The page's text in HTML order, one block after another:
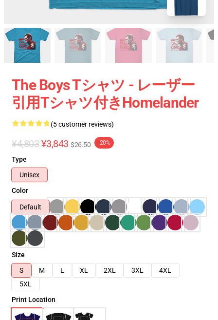
The Boys Tシャツ - レーザー
引用Tシャツ付きHomelander
(5 customer reviews)
¥4,803 ¥3,843 $26.50 -20%
Type
Unisex
Color
Default
Size
S
M L XL 2XL 3XL
4XL
5XL
Print Location